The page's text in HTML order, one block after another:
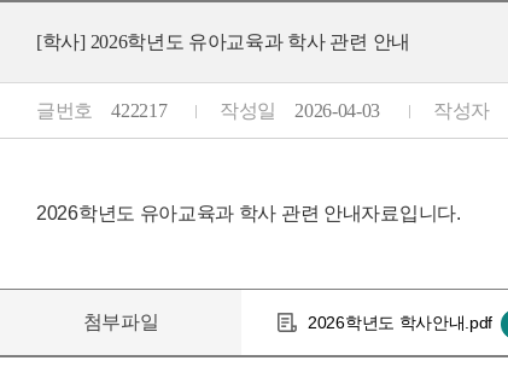
[학사] 2026학년도 유아교육과 학사 관련 안내
글번호 422217 작성일 2026-04-03 작성자
2026학년도 유아교육과 학사 관련 안내자료입니다.
첨부파일 2026학년도 학사안내.pdf